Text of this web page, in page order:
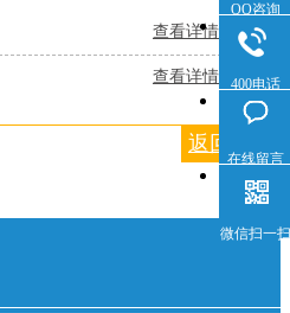
查看详情 +
查看详情 +
返回列表
QQ咨询
400电话
在线留言
微信扫一扫